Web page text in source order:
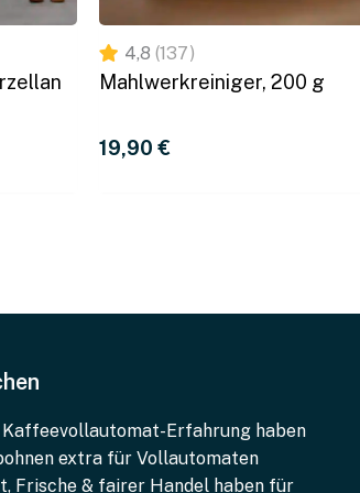
4,8 (137)
Mahlwerkreiniger, 200 g
19,90 €
Kaffeevollautomat-Erfahrung haben
extra für Vollautomaten
Frische & fairer Handel haben für